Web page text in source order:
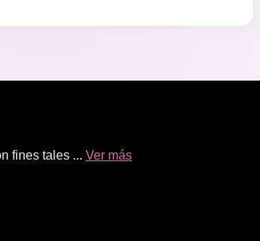
fines tales ... Ver más